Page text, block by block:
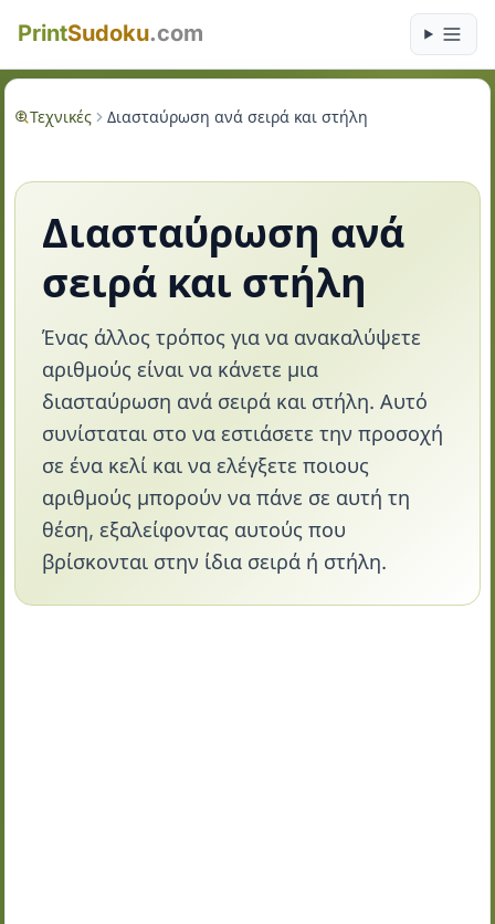
PrintSudoku.com
Τεχνικές Διασταύρωση ανά σειρά και στήλη
Διασταύρωση ανά
σειρά και στήλη
Ένας άλλος τρόπος για να ανακαλύψετε
αριθμούς είναι να κάνετε μια
διασταύρωση ανά σειρά και στήλη. Αυτό
συνίσταται στο να εστιάσετε την προσοχή
σε ένα κελί και να ελέγξετε ποιους
αριθμούς μπορούν να πάνε σε αυτή τη
θέση, εξαλείφοντας αυτούς που
βρίσκονται στην ίδια σειρά ή στήλη.